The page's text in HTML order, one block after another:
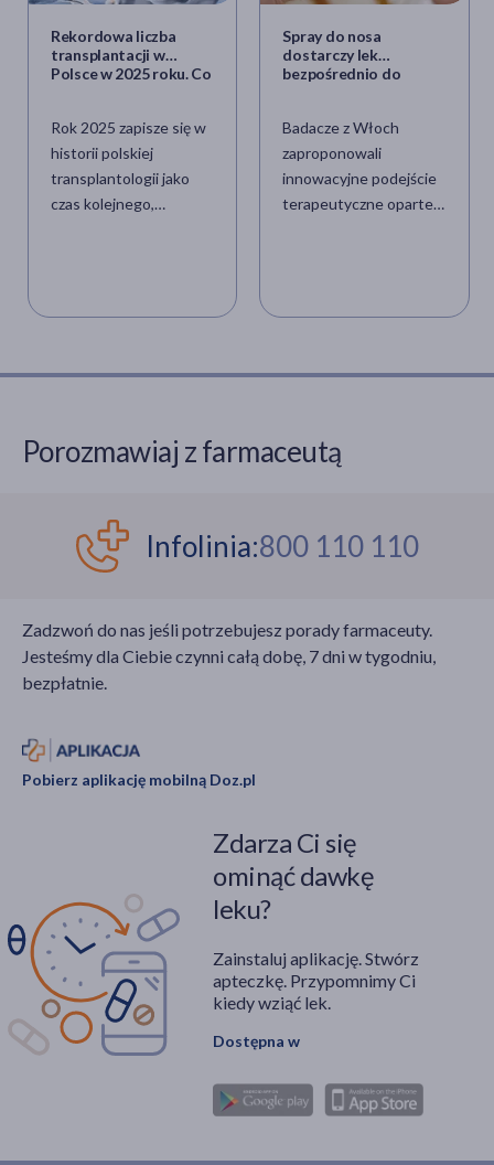
Rekordowa liczba
transplantacji w
Polsce w 2025 roku. Co
Rok 2025 zapisze się w
historii polskiej
transplantologii jako
czas kolejnego,
„Poltransplant” w
narządów, co
najwyższy wynik w
historii i kontynuacja
Spray do nosa
dostarczy lek
bezpośrednio do
neuropsychiatrycznych?
Badacze z Włoch
zaproponowali
innowacyjne podejście
terapeutyczne oparte
mózgu, ograniczając
Porozmawiaj z farmaceutą
Infolinia:800 110 110
Zadzwoń do nas jeśli potrzebujesz porady farmaceuty.
Jesteśmy dla Ciebie czynni całą dobę, 7 dni w tygodniu,
bezpłatnie.
Pobierz aplikację mobilną Doz.pl
Zdarza Ci się
ominąć dawkę
leku?
Zainstaluj aplikację. Stwórz
apteczkę. Przypomnimy Ci
kiedy wziąć lek.
Dostępna w